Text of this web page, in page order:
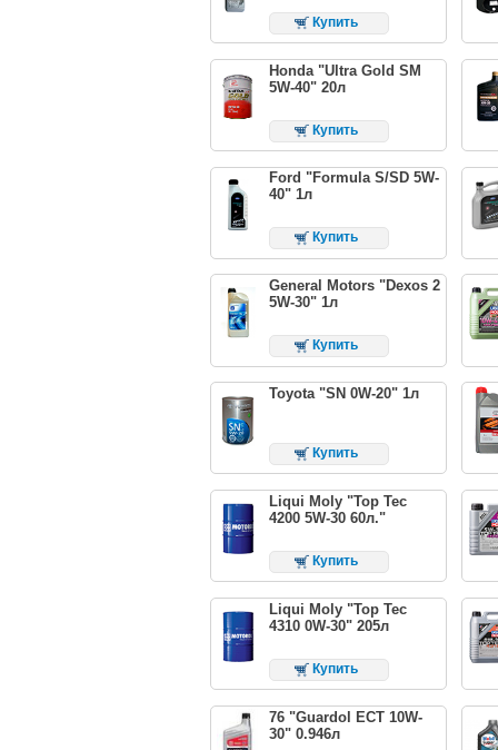
Купить
Honda "Ultra Gold SM
5W-40" 20л
Купить
Ford "Formula S/SD 5W-
40" 1л
Купить
General Motors "Dexos 2
5W-30" 1л
Купить
Toyota "SN 0W-20" 1л
Купить
Liqui Moly "Top Tec
4200 5W-30 60л."
Купить
Liqui Moly "Top Tec
4310 0W-30" 205л
Купить
76 "Guardol ECT 10W-
30" 0.946л